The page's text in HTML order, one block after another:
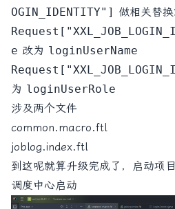
OGIN_IDENTITY"] 做相关替
e 改为 loginUserName
为 loginUserRole
涉及两个文件
common.macro.ftl
joblog.index.ftl
到这呢就算升级完成了，启动项
调度中心启动